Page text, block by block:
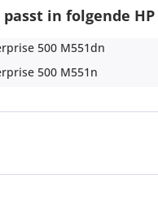
in folgende
500 M551dn
500 M551n